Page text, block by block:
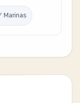
Marinas